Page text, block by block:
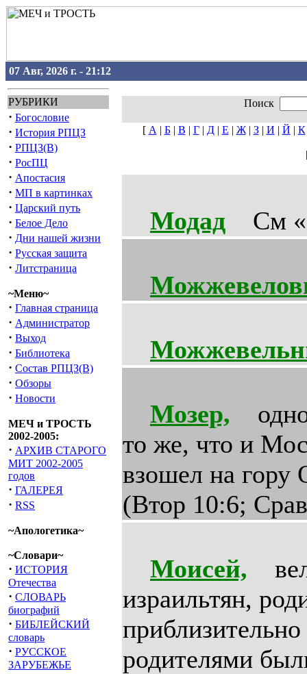
07 Авг, 2026 г. - 21:12
РУБРИКИ
· Богословие
· История РПЦЗ
· РПЦЗ(В)
· РосПЦ
· Апостасия
· МП в картинках
· Царский путь
· Белое Дело
· Дни нашей жизни
· Русская защита
· Литстраница
~Меню~
· Главная страница
· Администратор
· Выход
· Библиотека
· Состав РПЦЗ(В)
· Обзоры
· Новости
МЕЧ и ТРОСТЬ
2002-2005:
· АРХИВ СТАРОГО
МИТ 2002-2005
годов
· ГАЛЕРЕЯ
· RSS
~Апологетика~
~Словари~
· ИСТОРИЯ
Отечества
· СЛОВАРЬ
биографий
· БИБЛЕЙСКИЙ
словарь
· РУССКОЕ
ЗАРУБЕЖЬЕ
Поиск
[ А | Б| В | Г| Д| Е | Ж| З| И | Й | К
Модад См
Мозер, одно
то же, что и
взошел на гору
(Втор 10:6;
Моисей,
израильтян,
родителями